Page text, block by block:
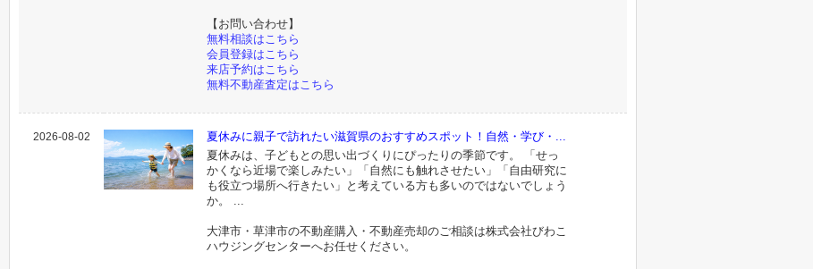
【お問い合わせ】
無料相談はこちら
会員登録はこちら
来店予約はこちら
無料不動産査定はこちら
2026-08-02
夏休みに親子で訪れたい滋賀県のおすすめスポット！自然・学び・...
夏休みは、子どもとの思い出づくりにぴったりの季節です。 「せっ
かくなら近場で楽しみたい」「自然にも触れさせたい」「自由研究に
も役立つ場所へ行きたい」と考えている方も多いのではないでしょう
か。 ...
大津市・草津市の不動産購入・不動産売却のご相談は株式会社びわこ
ハウジングセンターへお任せください。